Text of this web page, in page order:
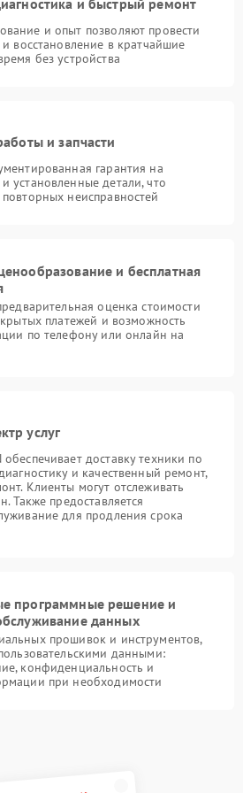
и опыт позволяют провести
и восстановление в кратчайшие
без устройства
и запчасти
гарантия на
установленные детали, что
неисправностей
и бесплатная
оценка стоимости
платежей и возможность
по телефону или онлайн на
услуг
доставку техники по
и качественный ремонт,
Клиенты могут отслеживать
Также предоставляется
для продления срока
программные решение и
данных
прошивок и инструментов,
данными:
конфиденциальность и
при необходимости